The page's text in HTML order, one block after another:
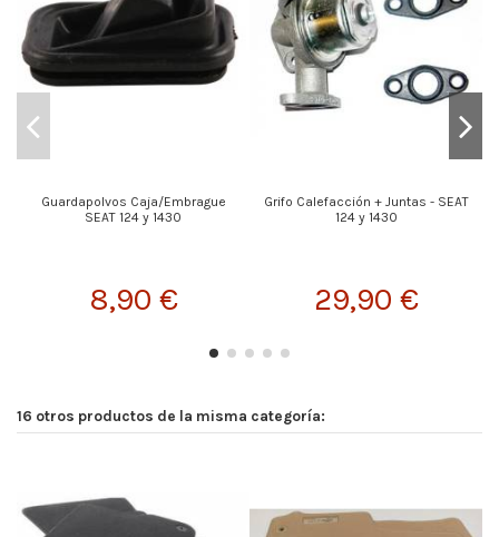
Guardapolvos Caja/Embrague
SEAT 124 y 1430
8,90 €
Grifo Calefacción + Juntas - SEAT
124 y 1430
29,90 €
16 otros productos de la misma categoría: